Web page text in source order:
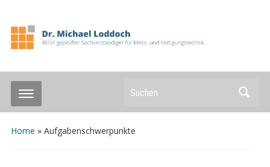
Suchen
Home » Aufgabenschwerpunkte